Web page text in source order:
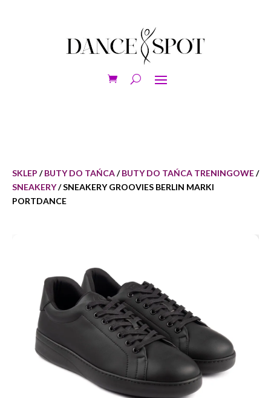
SKLEP /BUTY DO TAŃCA/BUTY DO TAŃCA TRENINGOWE/
SNEAKERY/ SNEAKERY GROOVIES BERLIN MARKI
PORTDANCE